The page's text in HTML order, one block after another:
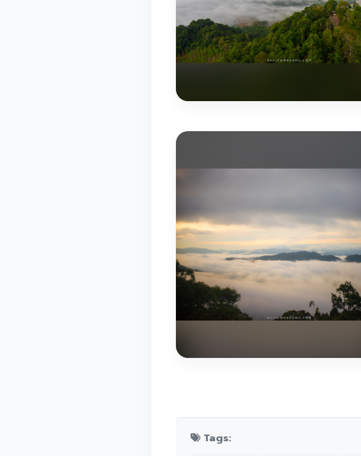
Tags: